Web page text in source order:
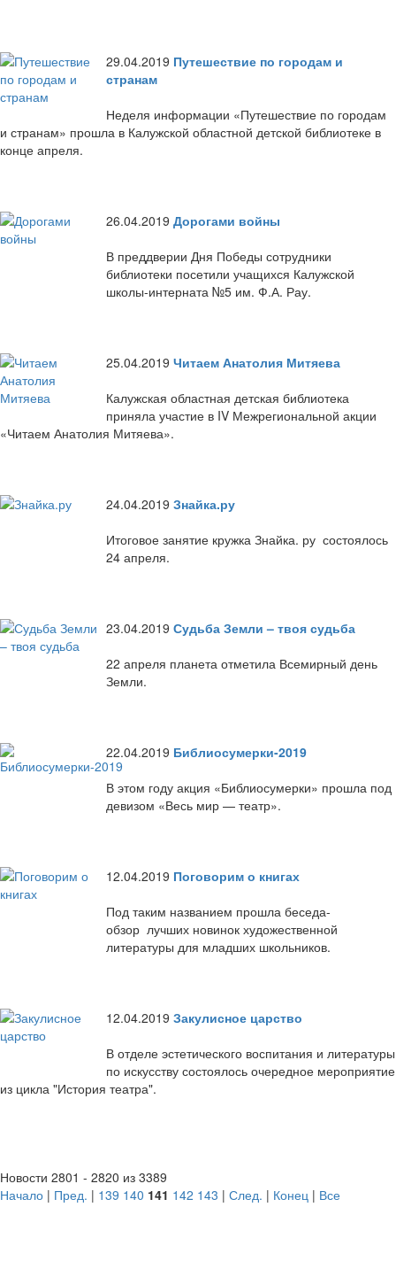
29.04.2019 Путешествие по городам и
странам
Неделя информации «Путешествие по городам
и странам» прошла в Калужской областной детской библиотеке в
конце апреля.
26.04.2019 Дорогами войны
В преддверии Дня Победы сотрудники
библиотеки посетили учащихся Калужской
школы-интерната №5 им. Ф.А. Рау.
25.04.2019 Читаем Анатолия Митяева
Калужская областная детская библиотека
приняла участие в IV Межрегиональной акции
«Читаем Анатолия Митяева».
24.04.2019 Знайка.ру
Итоговое занятие кружка Знайка. ру состоялось
24 апреля.
23.04.2019 Судьба Земли – твоя судьба
22 апреля планета отметила Всемирный день
Земли.
22.04.2019 Библиосумерки-2019
В этом году акция «Библиосумерки» прошла под
девизом «Весь мир — театр».
12.04.2019 Поговорим о книгах
Под таким названием прошла беседа-
обзор лучших новинок художественной
литературы для младших школьников.
12.04.2019 Закулисное царство
В отделе эстетического воспитания и литературы
по искусству состоялось очередное мероприятие
из цикла "История театра".
Новости 2801 - 2820 из 3389
Начало | Пред. | 139 140 141 142 143 | След. | Конец | Все